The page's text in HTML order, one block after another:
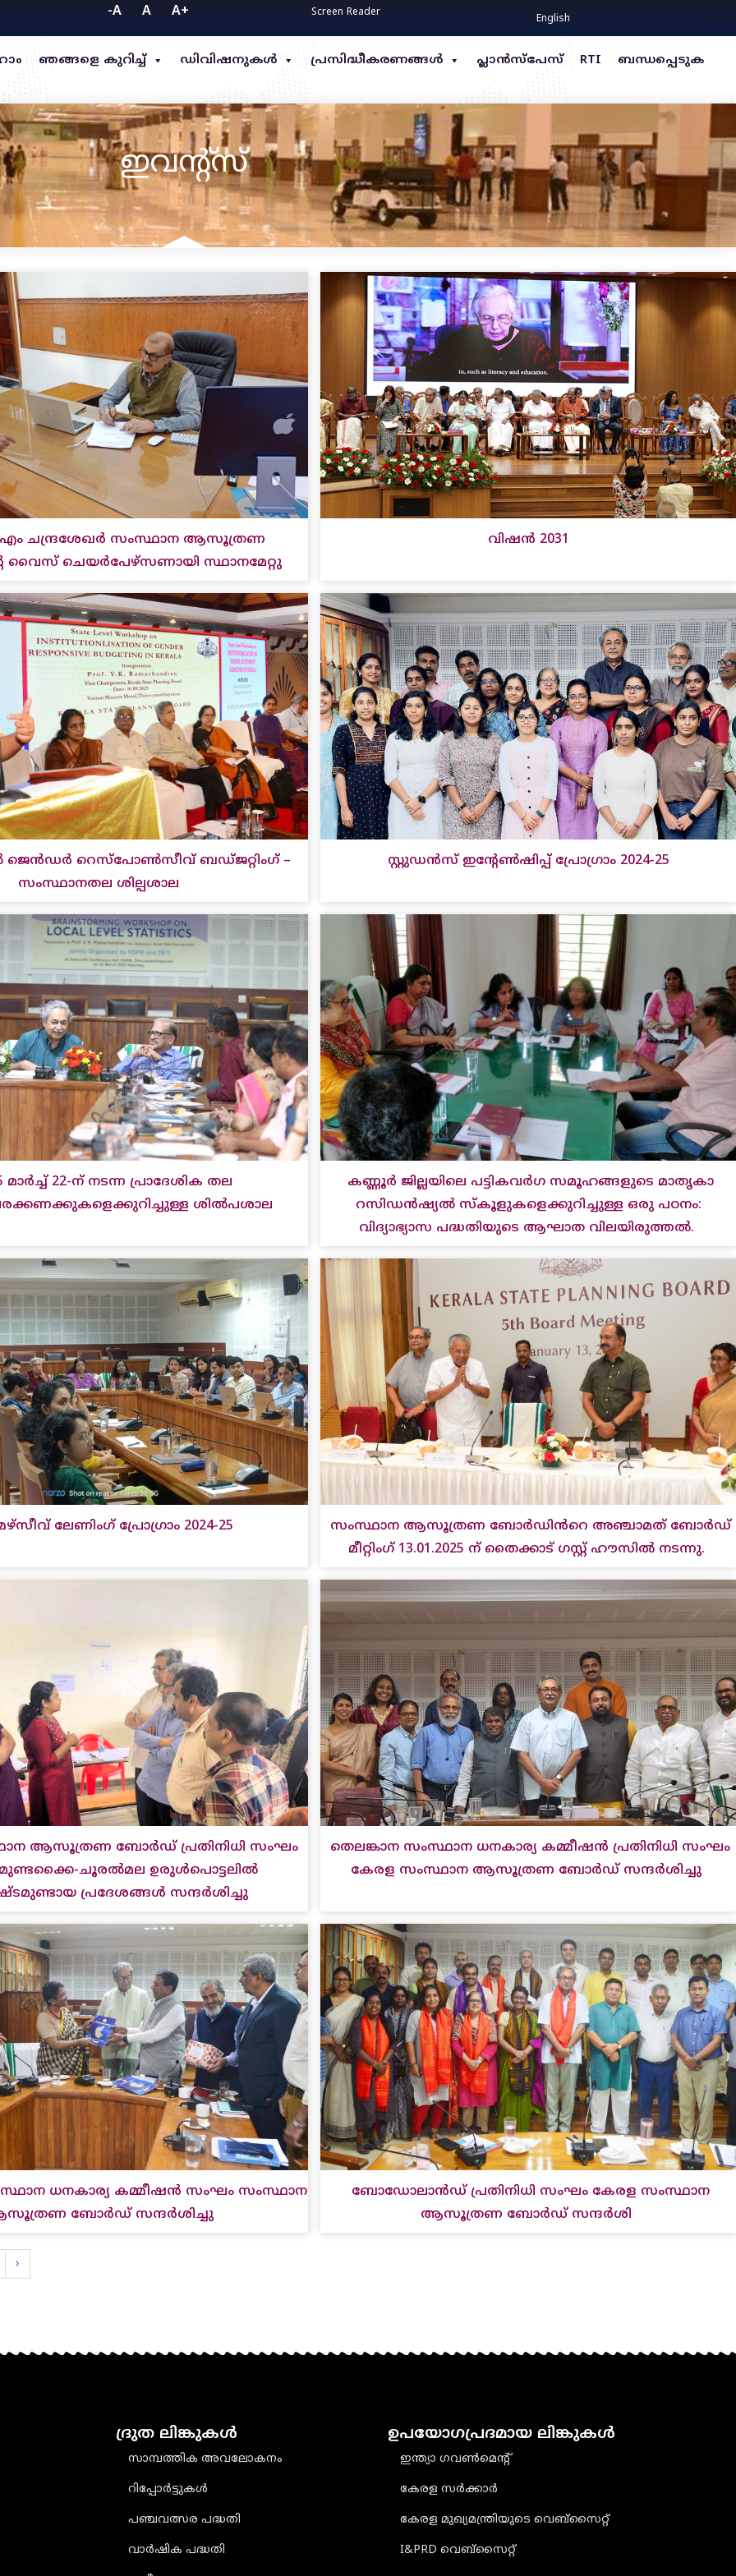
-A A A+ Screen Reader English
ഞങ്ങളെ കുറിച്ച് ഡിവിഷനുകൾ പ്രസിദ്ധീകരണങ്ങൾ പ്ലാൻസ്പേസ് RTI ബന്ധപ്പെടുക
ഇവന്റ്സ്
എം ചന്ദ്രശേഖർ സംസ്ഥാന ആസൂത്രണ
വൈസ് ചെയർപേഴ്സണായി സ്ഥാനമേറ്റു
വിഷൻ 2031
ജെന്‍ഡര്‍ റെസ്പോണ്‍സീവ് ബഡ്ജറ്റിംഗ് –
സംസ്ഥാനതല ശില്പശാല
സ്റ്റുഡൻസ് ഇന്റേണ്‍ഷിപ്പ് പ്രോഗ്രാം 2024-25
മാർച്ച് 22-ന് നടന്ന പ്രാദേശിക തല
ശിൽപശാല
കണ്ണൂർ ജില്ലയിലെ പട്ടികവർഗ സമൂഹങ്ങളുടെ മാതൃകാ
റസിഡൻഷ്യൽ സ്കൂളുകളെക്കുറിച്ചുള്ള ഒരു പഠനം:
വിദ്യാഭ്യാസ പദ്ധതിയുടെ ആഘാത വിലയിരുത്തൽ.
ലേണിംഗ് പ്രോഗ്രാം 2024-25
സംസ്ഥാന ആസൂത്രണ ബോർഡിൻറെ അഞ്ചാമത് ബോർഡ്
മീറ്റിംഗ് 13.01.2025 ന് തൈക്കാട് ഗസ്റ്റ് ഹൗസിൽ നടന്നു.
ആസൂത്രണ ബോർഡ് പ്രതിനിധി സംഘം
മുണ്ടക്കൈ-ചൂരൽമല ഉരുൾപൊട്ടലിൽ
പ്രദേശങ്ങൾ സന്ദർശിച്ചു
തെലങ്കാന സംസ്ഥാന ധനകാര്യ കമ്മീഷൻ പ്രതിനിധി സംഘം
കേരള സംസ്ഥാന ആസൂത്രണ ബോർഡ് സന്ദർശിച്ചു
ധനകാര്യ കമ്മീഷൻ സംഘം സംസ്ഥാന
ബോർഡ് സന്ദർശിച്ചു
ബോഡോലാൻഡ് പ്രതിനിധി സംഘം കേരള സംസ്ഥാന
ആസൂത്രണ ബോർഡ് സന്ദർശി
›
ദ്രുത ലിങ്കുകൾ
സാമ്പത്തിക അവലോകനം
റിപ്പോർട്ടുകൾ
പഞ്ചവത്സര പദ്ധതി
വാർഷിക പദ്ധതി
ഉപയോഗപ്രദമായ ലിങ്കുകൾ
ഇന്ത്യാ ഗവൺമെൻ്റ്
കേരള സർക്കാർ
കേരള മുഖ്യമന്ത്രിയുടെ വെബ്‌സൈറ്റ്
I&PRD വെബ്സൈറ്റ്